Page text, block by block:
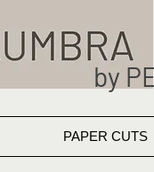
by
PAPER CUTS